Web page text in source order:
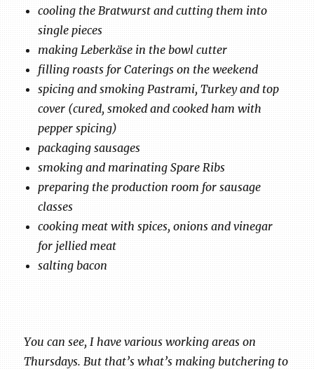
cooling the Bratwurst and cutting them into
single pieces
making Leberkäse in the bowl cutter
filling roasts for Caterings on the weekend
spicing and smoking Pastrami, Turkey and top
cover (cured, smoked and cooked ham with
pepper spicing)
packaging sausages
smoking and marinating Spare Ribs
preparing the production room for sausage
classes
cooking meat with spices, onions and vinegar
for jellied meat
salting bacon
You can see, I have various working areas on
Thursdays. But that’s what’s making butchering to